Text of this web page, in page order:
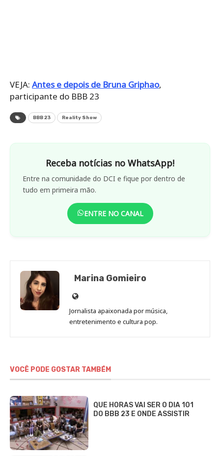
VEJA: Antes e depois de Bruna Griphao,
participante do BBB 23
BBB 23 Reality Show
Receba notícias no WhatsApp!
Entre na comunidade do DCI e fique por dentro de
tudo em primeira mão.
ENTRE NO CANAL
Marina Gomieiro
Site
de
Marina
Jornalista apaixonada por música,
entretenimento e cultura pop.
VOCÊ PODE GOSTAR TAMBÉM
QUE HORAS VAI SER O DIA 101
DO BBB 23 E ONDE ASSISTIR